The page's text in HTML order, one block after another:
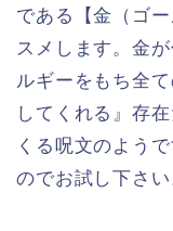
である【金（ゴ
スメします。金
ルギーをもち全
してくれる』存
くる呪文のよう
のでお試し下さい